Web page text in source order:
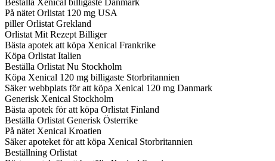
Beställa Xenical billigaste Danmark
På nätet Orlistat 120 mg USA
piller Orlistat Grekland
Orlistat Mit Rezept Billiger
Bästa apotek att köpa Xenical Frankrike
Köpa Orlistat Italien
Beställa Orlistat Nu Stockholm
Köpa Xenical 120 mg billigaste Storbritannien
Säker webbplats för att köpa Xenical 120 mg Danmark
Generisk Xenical Stockholm
Bästa apotek för att köpa Orlistat Finland
Beställa Orlistat Generisk Österrike
På nätet Xenical Kroatien
Säker apoteket för att köpa Xenical Storbritannien
Beställning Orlistat